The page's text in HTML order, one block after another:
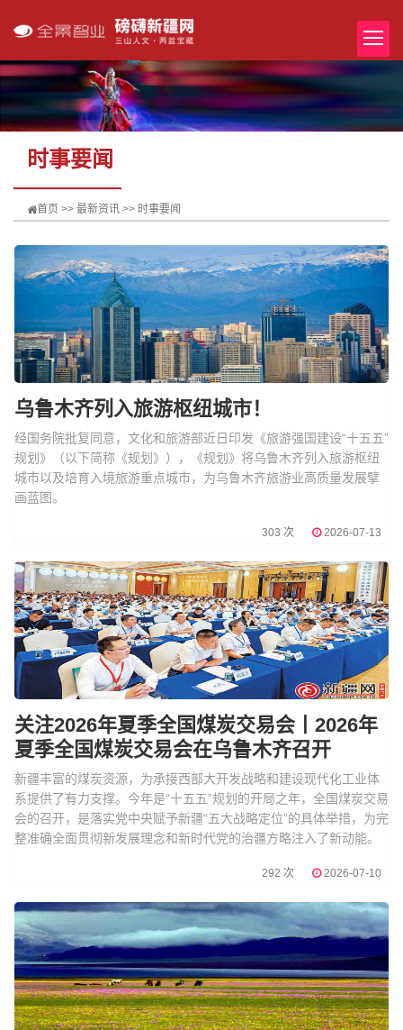
时事要闻
首页 >> 最新资讯 >> 时事要闻
乌鲁木齐列入旅游枢纽城市！
经国务院批复同意，文化和旅游部近日印发《旅游强国建设“十五五”
规划》（以下简称《规划》），《规划》将乌鲁木齐列入旅游枢纽
城市以及培育入境旅游重点城市，为乌鲁木齐旅游业高质量发展擘
画蓝图。
303 次 2026-07-13
关注2026年夏季全国煤炭交易会丨2026年
夏季全国煤炭交易会在乌鲁木齐召开
新疆丰富的煤炭资源，为承接西部大开发战略和建设现代化工业体
系提供了有力支撑。今年是“十五五”规划的开局之年，全国煤炭交易
会的召开，是落实党中央赋予新疆“五大战略定位”的具体举措，为完
整准确全面贯彻新发展理念和新时代党的治疆方略注入了新动能。
292 次 2026-07-10